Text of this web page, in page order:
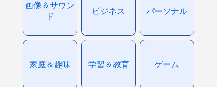
画像＆サウン
ド
ビジネス パーソナル
家庭＆趣味 学習＆教育 ゲーム